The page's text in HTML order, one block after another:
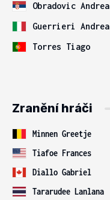
Obradovic Andrea
Guerrieri Andrea
Torres Tiago
Zranění hráči
Minnen Greetje
Tiafoe Frances
Diallo Gabriel
Tararudee Lanlana